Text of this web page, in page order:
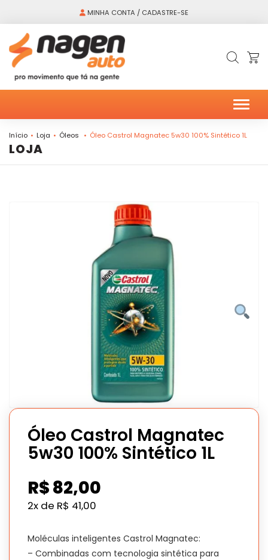
MINHA CONTA / CADASTRE-SE
Início Loja Óleos Óleo Castrol Magnatec 5w30 100% Sintético 1L
LOJA
Óleo Castrol Magnatec
5w30 100% Sintético 1L
R$82,00
2x de R$ 41,00
Moléculas inteligentes Castrol Magnatec:
– Combinadas com tecnologia sintética para